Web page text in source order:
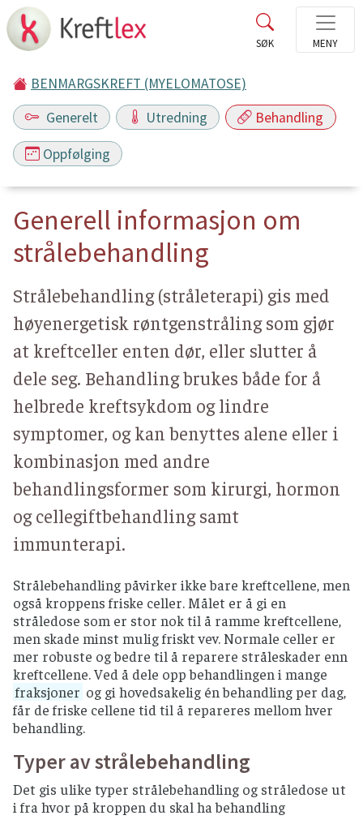
BENMARGSKREFT (MYELOMATOSE)
Generelt
Utredning Behandling
Oppfølging
Generell informasjon om
strålebehandling
Strålebehandling (stråleterapi) gis med
høyenergetisk røntgenstråling som gjør
at kreftceller enten dør, eller slutter å
dele seg. Behandling brukes både for å
helbrede kreftsykdom og lindre
symptomer, og kan benyttes alene eller i
kombinasjon med andre
behandlingsformer som kirurgi, hormon
og cellegiftbehandling samt
immunterapi.
Strålebehandling påvirker ikke bare kreftcellene, men
også kroppens friske celler. Målet er å gi en
stråledose som er stor nok til å ramme kreftcellene,
men skade minst mulig friskt vev. Normale celler er
mer robuste og bedre til å reparere stråleskader enn
kreftcellene. Ved å dele opp behandlingen i mange
fraksjoner og gi hovedsakelig én behandling per dag,
får de friske cellene tid til å repareres mellom hver
behandling.
Typer av strålebehandling
Det gis ulike typer strålebehandling og stråledose ut
i fra hvor på kroppen du skal ha behandling